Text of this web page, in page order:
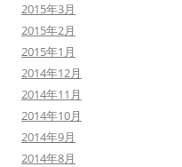
2015年3月
2015年2月
2015年1月
2014年12月
2014年11月
2014年10月
2014年9月
2014年8月